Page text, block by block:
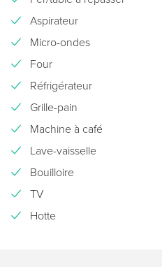
Aspirateur
Micro-ondes
Four
Réfrigérateur
Grille-pain
Machine à café
Lave-vaisselle
Bouilloire
TV
Hotte